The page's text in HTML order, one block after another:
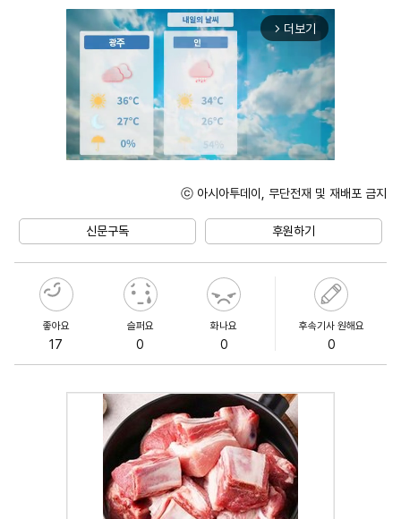
arrow_forward_ios 더보기
ⓒ 아시아투데이, 무단전재 및 재배포 금지
신문구독 후원하기
좋아요
17
슬퍼요
0
화나요
0
후속기사 원해요
0